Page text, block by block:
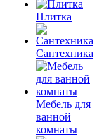
Плитка
Сантехника
Мебель для
ванной
комнаты